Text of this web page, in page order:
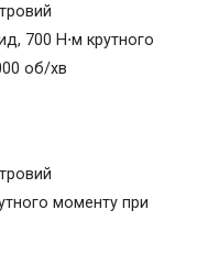
700 Н⋅м крутного
об/хв
моменту при